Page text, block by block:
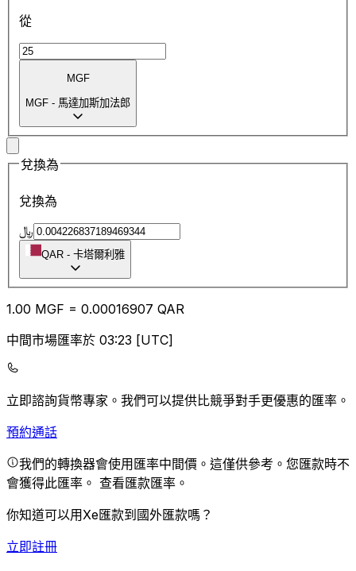
從
MGF
MGF - 馬達加斯加法郎
兌換為
兌換為
﷼
QAR - 卡塔爾利雅
1.00 MGF = 0.00016907 QAR
中間市場匯率於 03:23 [UTC]
立即諮詢貨幣專家。 我們可以提供比競爭對手更優惠的匯率。
預約通話
我們的轉換器會使用匯率中間價。這僅供參考。您匯款時不
會獲得此匯率。 查看匯款匯率。
你知道可以用Xe匯款到國外匯款嗎？
立即註冊